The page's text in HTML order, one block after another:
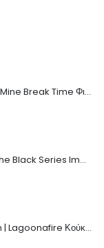
Banpresto Kirby Fluffy Puffy Mine Break Time Φιγούρα – Α' Έκδοση
Φιγούρα Δράσης Star Wars The Black Series Imperial Remnant Stormtrooper #05
Monster High: Freaky Fusion | Lagoonafire Κούκλα Mattel 2013 - 28εκ